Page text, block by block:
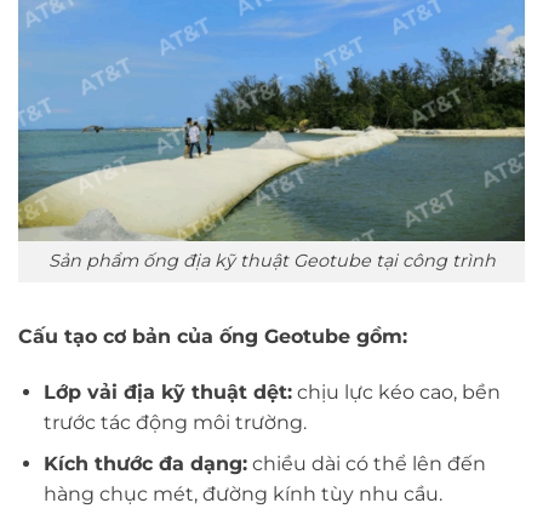
Sản phẩm ống địa kỹ thuật Geotube tại công trình
Cấu tạo cơ bản của ống Geotube gồm:
Lớp vải địa kỹ thuật dệt:chịu lực kéo cao, bền
trước tác động môi trường.
Kích thước đa dạng:chiều dài có thể lên đến
hàng chục mét, đường kính tùy nhu cầu.